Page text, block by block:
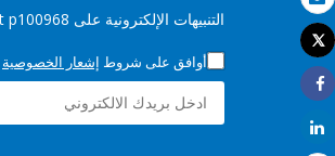
بريد الكتروني
طباعة
Tweet
Share
Share
التنبيهات الإلكترونية على Project p100968
أوافق على شروط إشعار الخصوصية